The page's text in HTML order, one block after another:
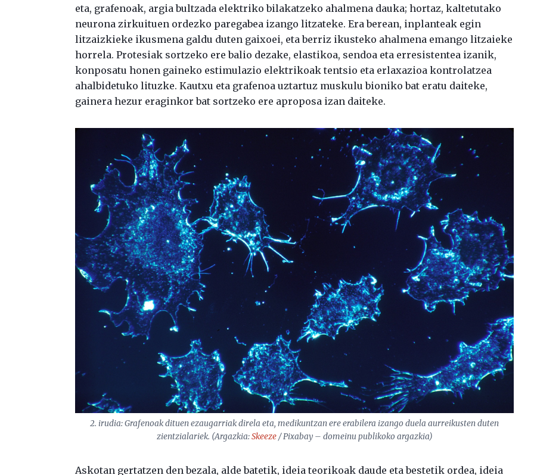
eta, grafenoak, argia bultzada elektriko bilakatzeko ahalmena dauka; hortaz, kaltetutako
neurona zirkuituen ordezko paregabea izango litzateke. Era berean, inplanteak egin
litzaizkieke ikusmena galdu duten gaixoei, eta berriz ikusteko ahalmena emango litzaieke
horrela. Protesiak sortzeko ere balio dezake, elastikoa, sendoa eta erresistentea izanik,
konposatu honen gaineko estimulazio elektrikoak tentsio eta erlaxazioa kontrolatzea
ahalbidetuko lituzke. Kautxu eta grafenoa uztartuz muskulu bioniko bat eratu daiteke,
gainera hezur eraginkor bat sortzeko ere aproposa izan daiteke.
2. irudia: Grafenoak dituen ezaugarriak direla eta, medikuntzan ere erabilera izango duela aurreikusten duten
zientzialariek. (Argazkia:Skeeze/ Pixabay – domeinu publikoko argazkia)
Askotan gertatzen den bezala, alde batetik, ideia teorikoak daude eta bestetik ordea, ideia